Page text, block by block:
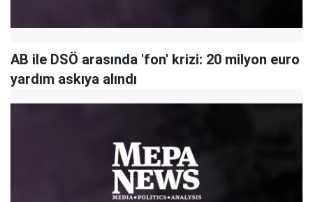
AB ile DSÖ arasında 'fon' krizi: 20 milyon euro
yardım askıya alındı